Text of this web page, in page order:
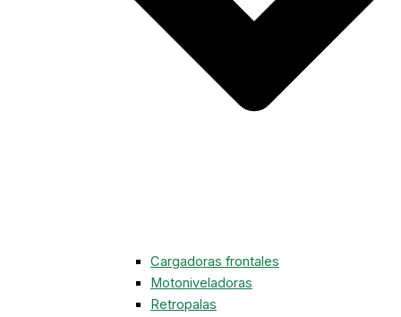
Cargadoras frontales
Motoniveladoras
Retropalas